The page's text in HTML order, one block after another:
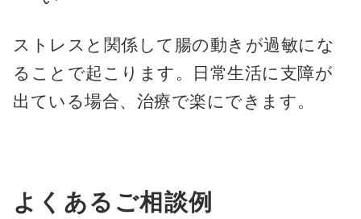
ストレスと関係して腸の動きが過敏にな
ることで起こります。日常生活に支障が
出ている場合、治療で楽にできます。
よくあるご相談例